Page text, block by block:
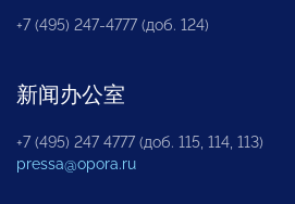
+7 (495) 247-4777 (доб. 124)
新闻办公室
+7 (495) 247 4777 (доб. 115, 114, 113)
pressa@opora.ru